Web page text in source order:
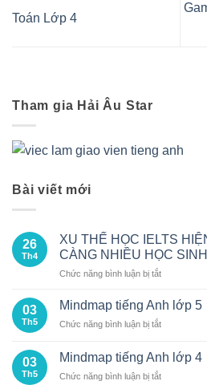
Toán Lớp 4
Tham gia Hải Âu Star
Bài viết mới
26
Th4
XU THẾ HỌC IELTS
CÀNG NHIỀU HỌC
Chức năng bình luận bị tắtở
THẾ
IELTS
NAY
VÌ
03
Th5
Mindmap tiếng Anh lớp 5
Chức năng bình luận bị tắtở
tiếng
Anh
lớp
03
Th5
Mindmap tiếng Anh lớp 4
Chức năng bình luận bị tắtở